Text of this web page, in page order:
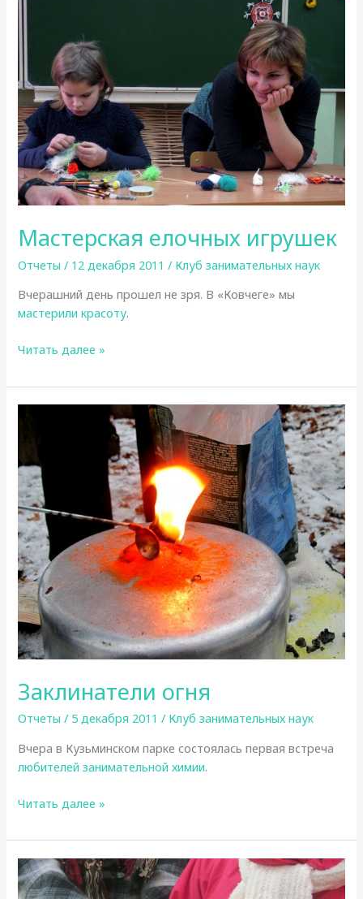
Мастерская елочных игрушек
Отчеты / 12 декабря 2011/ Клуб занимательных наук
Вчерашний день прошел не зря. В «Ковчеге» мы
мастерили красоту.
Мастерская
игрушек
Читать далее »
Заклинатели огня
Отчеты / 5 декабря 2011/ Клуб занимательных наук
Вчера в Кузьминском парке состоялась первая встреча
любителей занимательной химии.
Заклинатели
Читать далее »